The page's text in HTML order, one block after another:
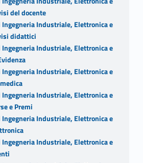
del docente
Industriale, Elettronica e
didattici
Industriale, Elettronica e
Industriale, Elettronica e
Industriale, Elettronica e
e Premi
Industriale, Elettronica e
Industriale, Elettronica e